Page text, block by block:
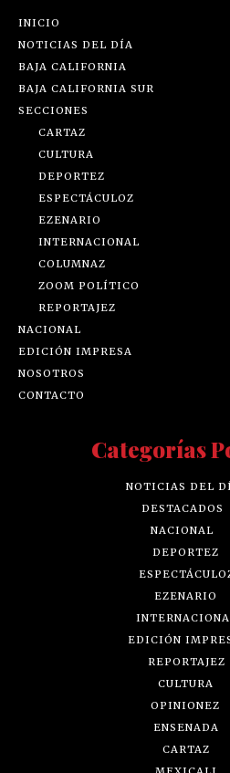
INICIO
NOTICIAS DEL DÍA
BAJA CALIFORNIA
BAJA CALIFORNIA SUR
SECCIONES
CARTAZ
CULTURA
DEPORTEZ
ESPECTÁCULOZ
EZENARIO
INTERNACIONAL
COLUMNAZ
ZOOM POLÍTICO
REPORTAJEZ
NACIONAL
EDICIÓN IMPRESA
NOSOTROS
CONTACTO
Categorías
NOTICIAS DEL
DESTACADOS
NACIONAL
DEPORTEZ
EZENARIO
EDICIÓN
REPORTAJEZ
CULTURA
OPINIONEZ
ENSENADA
CARTAZ